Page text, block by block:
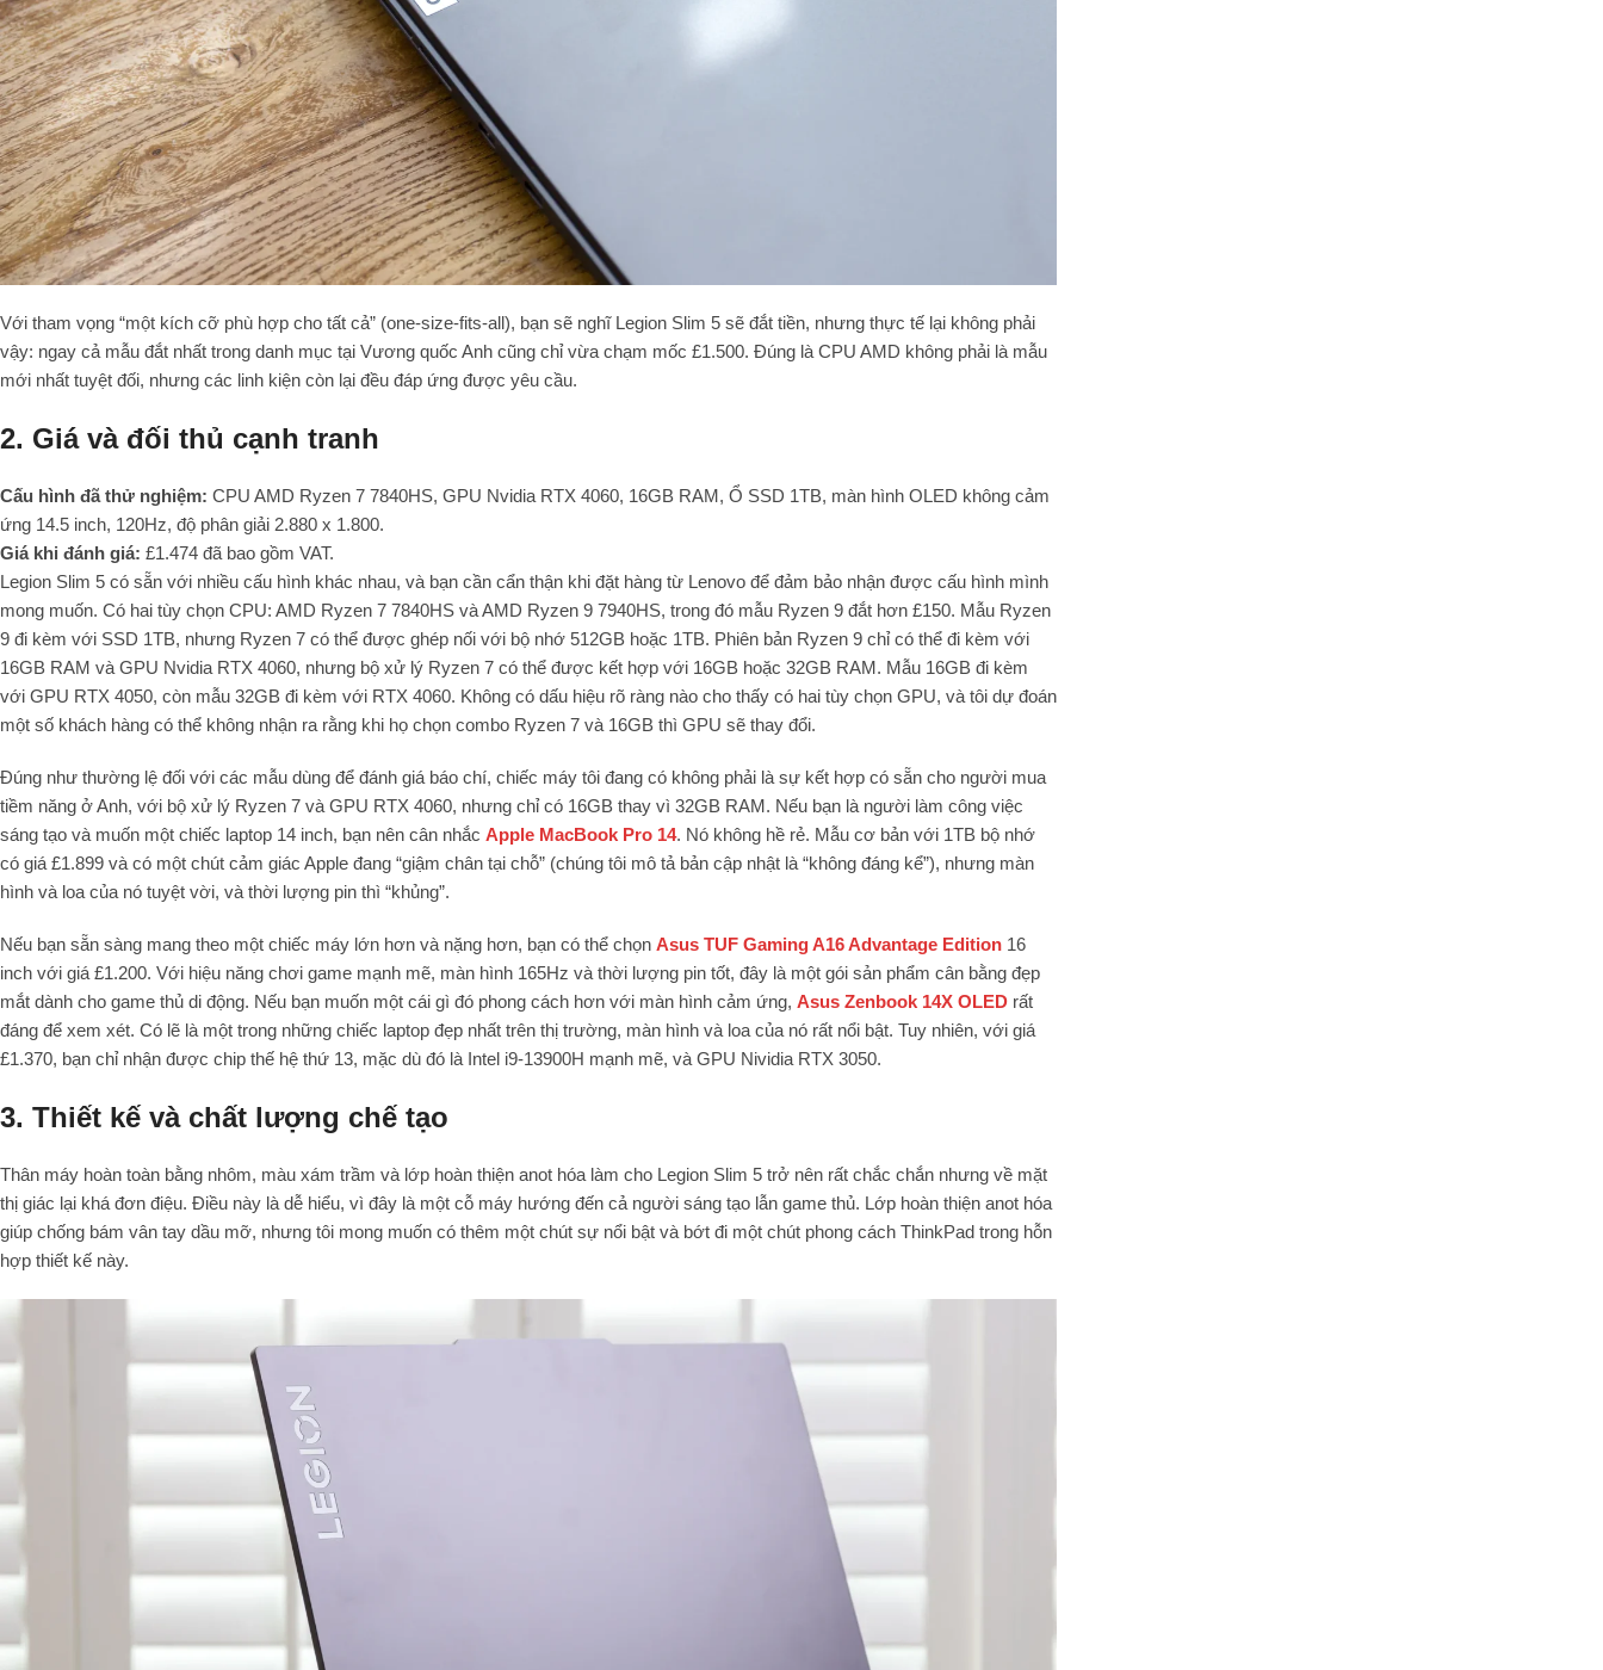
Với tham vọng “một kích cỡ phù hợp cho tất cả” (one-size-fits-all), bạn sẽ nghĩ Legion Slim 5 sẽ đắt tiền, nhưng thực tế lại không phải
vậy: ngay cả mẫu đắt nhất trong danh mục tại Vương quốc Anh cũng chỉ vừa chạm mốc £1.500. Đúng là CPU AMD không phải là mẫu
mới nhất tuyệt đối, nhưng các linh kiện còn lại đều đáp ứng được yêu cầu.
2. Giá và đối thủ cạnh tranh
Cấu hình đã thử nghiệm: CPU AMD Ryzen 7 7840HS, GPU Nvidia RTX 4060, 16GB RAM, Ổ SSD 1TB, màn hình OLED không cảm
ứng 14.5 inch, 120Hz, độ phân giải 2.880 x 1.800.
Giá khi đánh giá: £1.474 đã bao gồm VAT.
Legion Slim 5 có sẵn với nhiều cấu hình khác nhau, và bạn cần cẩn thận khi đặt hàng từ Lenovo để đảm bảo nhận được cấu hình mình
mong muốn. Có hai tùy chọn CPU: AMD Ryzen 7 7840HS và AMD Ryzen 9 7940HS, trong đó mẫu Ryzen 9 đắt hơn £150. Mẫu Ryzen
9 đi kèm với SSD 1TB, nhưng Ryzen 7 có thể được ghép nối với bộ nhớ 512GB hoặc 1TB. Phiên bản Ryzen 9 chỉ có thể đi kèm với
16GB RAM và GPU Nvidia RTX 4060, nhưng bộ xử lý Ryzen 7 có thể được kết hợp với 16GB hoặc 32GB RAM. Mẫu 16GB đi kèm
với GPU RTX 4050, còn mẫu 32GB đi kèm với RTX 4060. Không có dấu hiệu rõ ràng nào cho thấy có hai tùy chọn GPU, và tôi dự đoán
một số khách hàng có thể không nhận ra rằng khi họ chọn combo Ryzen 7 và 16GB thì GPU sẽ thay đổi.
Đúng như thường lệ đối với các mẫu dùng để đánh giá báo chí, chiếc máy tôi đang có không phải là sự kết hợp có sẵn cho người mua
tiềm năng ở Anh, với bộ xử lý Ryzen 7 và GPU RTX 4060, nhưng chỉ có 16GB thay vì 32GB RAM. Nếu bạn là người làm công việc
sáng tạo và muốn một chiếc laptop 14 inch, bạn nên cân nhắc Apple MacBook Pro 14. Nó không hề rẻ. Mẫu cơ bản với 1TB bộ nhớ
có giá £1.899 và có một chút cảm giác Apple đang “giậm chân tại chỗ” (chúng tôi mô tả bản cập nhật là “không đáng kể”), nhưng màn
hình và loa của nó tuyệt vời, và thời lượng pin thì “khủng”.
Nếu bạn sẵn sàng mang theo một chiếc máy lớn hơn và nặng hơn, bạn có thể chọn Asus TUF Gaming A16 Advantage Edition 16
inch với giá £1.200. Với hiệu năng chơi game mạnh mẽ, màn hình 165Hz và thời lượng pin tốt, đây là một gói sản phẩm cân bằng đẹp
mắt dành cho game thủ di động. Nếu bạn muốn một cái gì đó phong cách hơn với màn hình cảm ứng, Asus Zenbook 14X OLED rất
đáng để xem xét. Có lẽ là một trong những chiếc laptop đẹp nhất trên thị trường, màn hình và loa của nó rất nổi bật. Tuy nhiên, với giá
£1.370, bạn chỉ nhận được chip thế hệ thứ 13, mặc dù đó là Intel i9-13900H mạnh mẽ, và GPU Nividia RTX 3050.
3. Thiết kế và chất lượng chế tạo
Thân máy hoàn toàn bằng nhôm, màu xám trầm và lớp hoàn thiện anot hóa làm cho Legion Slim 5 trở nên rất chắc chắn nhưng về mặt
thị giác lại khá đơn điệu. Điều này là dễ hiểu, vì đây là một cỗ máy hướng đến cả người sáng tạo lẫn game thủ. Lớp hoàn thiện anot hóa
giúp chống bám vân tay dầu mỡ, nhưng tôi mong muốn có thêm một chút sự nổi bật và bớt đi một chút phong cách ThinkPad trong hỗn
hợp thiết kế này.